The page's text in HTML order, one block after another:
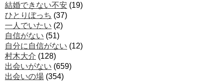
結婚できない不安 (19)
ひとりぼっち (37)
一人でいたい (2)
自信がない (51)
自分に自信がない (12)
村木大介 (128)
出会いがない (659)
出会いの場 (354)